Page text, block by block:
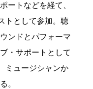
ートなどを経て、
トとして参加。聴
ンドとパフォーマ
・サポートとして
ミュージシャンか
。